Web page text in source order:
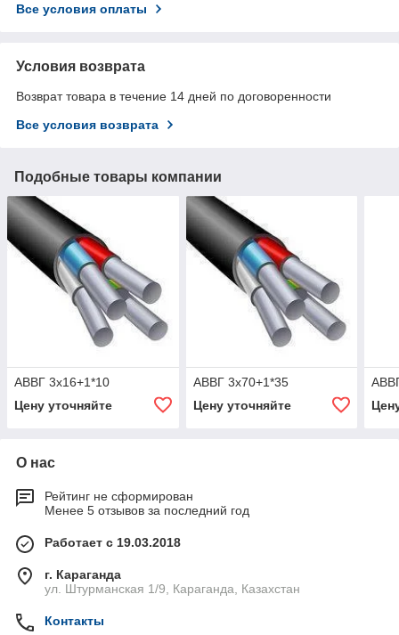
Все условия оплаты
Условия возврата
Возврат товара в течение 14 дней по договоренности
Все условия возврата
Подобные товары компании
АВВГ 3х16+1*10
Цену уточняйте
АВВГ 3х70+1*35
Цену уточняйте
О нас
Рейтинг не сформирован
Менее 5 отзывов за последний год
Работает с 19.03.2018
г. Караганда
ул. Штурманская 1/9, Караганда, Казахстан
Контакты